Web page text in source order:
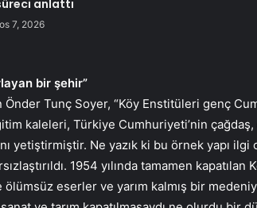
anlattı
7, 2026
bir şehir”
Önder Tunç Soyer, “Köy Enstitüleri genç
kaleleri, Türkiye Cumhuriyeti’nin
yetiştirmiştir. Ne yazık ki bu örnek yapı ilgi
1954 yılında tamamen kapatılan
eserler ve yarım kalmış bir